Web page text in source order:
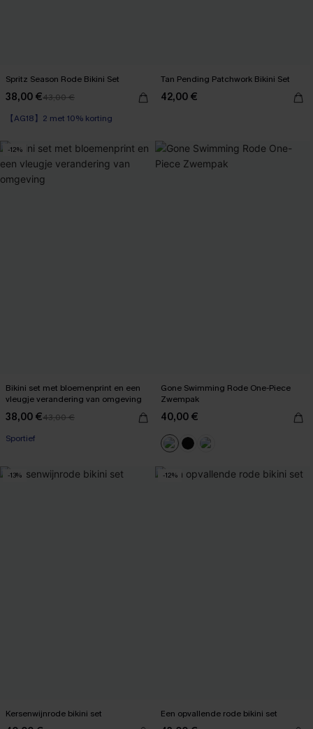
Spritz Season Rode Bikini Set
38,00 €43,00 €
【AG18】2 met 10% korting
Tan Pending Patchwork Bikini Set
42,00 €
-12%
Bikini set met bloemenprint en een
vleugje verandering van omgeving
38,00 €43,00 €
Sportief
Gone Swimming Rode One-Piece
Zwempak
40,00 €
-13%
Kersenwijnrode bikini set
-12%
Een opvallende rode bikini set